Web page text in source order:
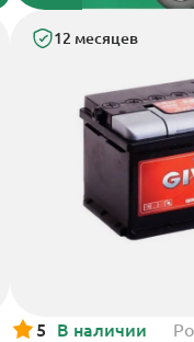
12 месяцев
5 В наличии